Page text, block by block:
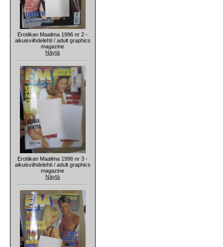
Erotiikan Maailma 1996 nr 2 -
aikuisviihdelehti / adult graphics
magazine
Näytä
Erotiikan Maailma 1996 nr 3 -
aikuisviihdelehti / adult graphics
magazine
Näytä